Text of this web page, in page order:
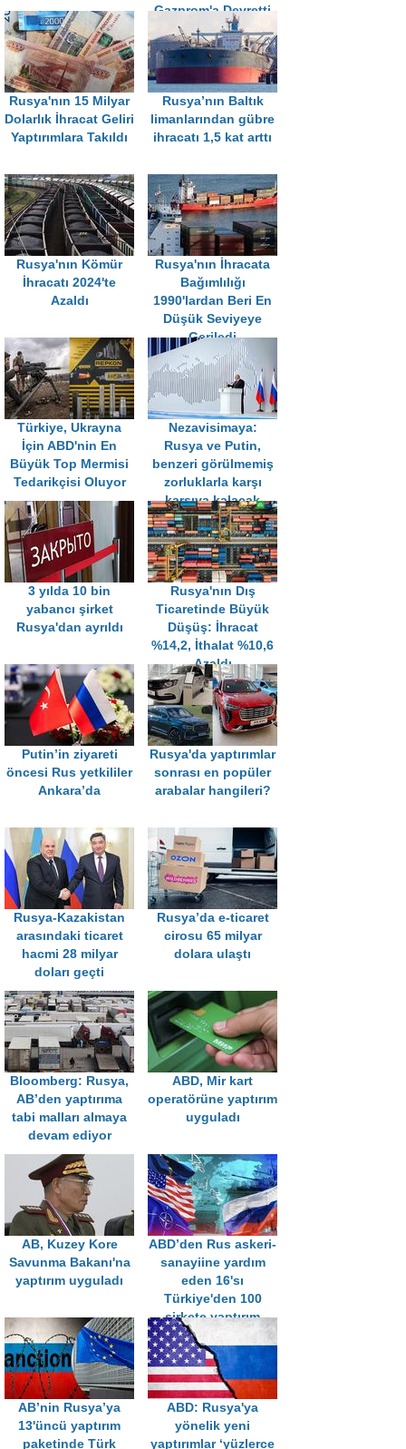
Gazprom'a Devretti
Rusya'nın 15 Milyar
Dolarlık İhracat Geliri
Yaptırımlara Takıldı
Rusya’nın Baltık
limanlarından gübre
ihracatı 1,5 kat arttı
Rusya'nın Kömür
İhracatı 2024'te
Azaldı
Rusya'nın İhracata
Bağımlılığı
1990'lardan Beri En
Düşük Seviyeye
Geriledi
Türkiye, Ukrayna
İçin ABD'nin En
Büyük Top Mermisi
Tedarikçisi Oluyor
Nezavisimaya:
Rusya ve Putin,
benzeri görülmemiş
zorluklarla karşı
karşıya kalacak
3 yılda 10 bin
yabancı şirket
Rusya'dan ayrıldı
Rusya'nın Dış
Ticaretinde Büyük
Düşüş: İhracat
%14,2, İthalat %10,6
Azaldı
Putin’in ziyareti
öncesi Rus yetkililer
Ankara’da
Rusya'da yaptırımlar
sonrası en popüler
arabalar hangileri?
Rusya-Kazakistan
arasındaki ticaret
hacmi 28 milyar
doları geçti
Rusya’da e-ticaret
cirosu 65 milyar
dolara ulaştı
Bloomberg: Rusya,
AB’den yaptırıma
tabi malları almaya
devam ediyor
ABD, Mir kart
operatörüne yaptırım
uyguladı
AB, Kuzey Kore
Savunma Bakanı'na
yaptırım uyguladı
ABD’den Rus askeri-
sanayiine yardım
eden 16'sı
Türkiye'den 100
şirkete yaptırım
AB’nin Rusya’ya
13'üncü yaptırım
paketinde Türk
ABD: Rusya'ya
yönelik yeni
yaptırımlar ‘yüzlerce